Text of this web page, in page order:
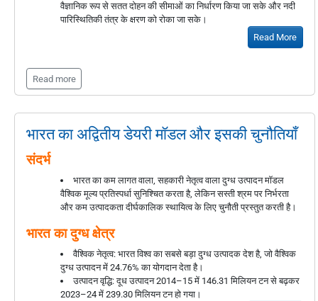
वैज्ञानिक रूप से सतत दोहन की सीमाओं का निर्धारण किया जा सके और नदी
पारिस्थितिकी तंत्र के क्षरण को रोका जा सके।
Read More
Read more
भारत का अद्वितीय डेयरी मॉडल और इसकी चुनौतियाँ
संदर्भ
भारत का कम लागत वाला, सहकारी नेतृत्व वाला दुग्ध उत्पादन मॉडल
वैश्विक मूल्य प्रतिस्पर्धा सुनिश्चित करता है, लेकिन सस्ती श्रम पर निर्भरता
और कम उत्पादकता दीर्घकालिक स्थायित्व के लिए चुनौती प्रस्तुत करती है।
भारत का दुग्ध क्षेत्र
वैश्विक नेतृत्व: भारत विश्व का सबसे बड़ा दुग्ध उत्पादक देश है, जो वैश्विक
दुग्ध उत्पादन में 24.76% का योगदान देता है।
उत्पादन वृद्धि: दूध उत्पादन 2014–15 में 146.31 मिलियन टन से बढ़कर
2023–24 में 239.30 मिलियन टन हो गया।